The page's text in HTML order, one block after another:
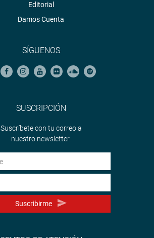
Editorial
Damos Cuenta
SÍGUENOS
SUSCRIPCIÓN
Suscríbete con tu correo a
nuestro newsletter.
Suscribirme